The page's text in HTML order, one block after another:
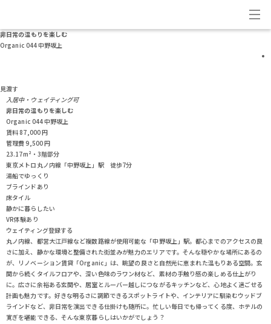
非日常の温もりを楽しむ
Organic 044 中野坂上
見渡す
入居中・ウェイティング可
非日常の温もりを楽しむ
Organic 044 中野坂上
賃料 87,000円
管理費9,500円
23.17m²・3階部分
東京メトロ丸ノ内線「中野坂上」駅 徒歩7分
湯船でゆっくり
ブラインドあり
床タイル
静かに暮らしたい
VR体験あり
ウェイティング登録する
丸ノ内線、都営大江戸線など複数路線が使用可能な「中野坂上」駅。都心までのアクセスの良
さに加え、静かな環境と整備された街並みが魅力のエリアです。そんな穏やかな場所にあるの
が、リノベーション賃貸「Organic」は、眺望の良さと自然光に恵まれた温もりある空間。玄
関から続くタイルフロアや、深い色味のラワン材など、素材の手触り感の楽しめる仕上がり
に。広さに余裕ある玄関や、居室とルーバー越しにつながるキッチンなど、心地よく過ごせる
計画も魅力です。好きな明るさに調節できるスポットライトや、インテリアに馴染むウッドブ
ラインドなど、非日常を演出できる仕掛けも随所に。忙しい毎日でも帰ってくる度、ホテルの
寛ぎを堪能できる、そんな東京暮らしはいかがでしょう？